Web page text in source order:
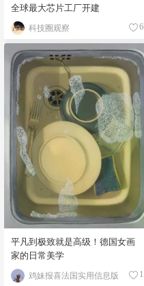
全球最大芯片工厂开建
科技圈观察 6
平凡到极致就是高级！德国女画
家的日常美学
鸡妹报喜法国实用信息版 1